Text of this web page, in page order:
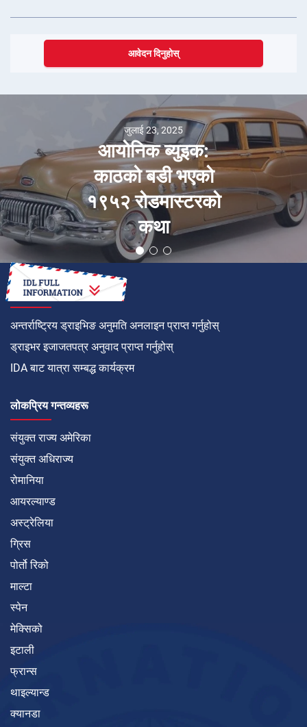
आवेदन दिनुहोस्
जुलाई 23, 2025
आयोनिक ब्युइक:
काठको बडी भएको
१९५२ रोडमास्टरको
कथा
कसरी गर्ने
अन्तर्राष्ट्रिय ड्राइभिङ अनुमति अनलाइन प्राप्त गर्नुहोस्
ड्राइभर इजाजतपत्र अनुवाद प्राप्त गर्नुहोस्
IDA बाट यात्रा सम्बद्ध कार्यक्रम
लोकप्रिय गन्तव्यहरू
संयुक्त राज्य अमेरिका
संयुक्त अधिराज्य
रोमानिया
आयरल्याण्ड
अस्ट्रेलिया
ग्रिस
पोर्तो रिको
माल्टा
स्पेन
मेक्सिको
इटाली
फ्रान्स
थाइल्यान्ड
क्यानडा